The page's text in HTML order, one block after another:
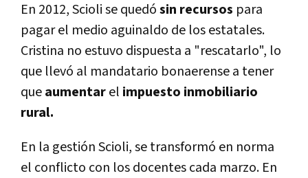
En 2012, Scioli se quedósin recursos para
pagar el medio aguinaldo de los estatales.
Cristina no estuvo dispuesta a "rescatarlo", lo
que llevó al mandatario bonaerense a tener
queaumentarel impuesto inmobiliario
rural.
En la gestión Scioli, se transformó en norma
el conflicto con los docentes cada marzo. En